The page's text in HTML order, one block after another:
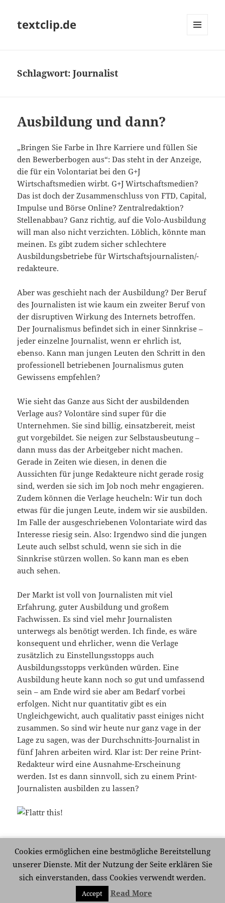
textclip.de
Schlagwort:Journalist
Ausbildung und dann?
„Bringen Sie Farbe in Ihre Karriere und füllen Sie
den Bewerberbogen aus“: Das steht in der Anzeige,
die für ein Volontariat bei den G+J
Wirtschaftsmedien wirbt. G+J Wirtschaftsmedien?
Das ist doch der Zusammenschluss von FTD, Capital,
Impulse und Börse Online? Zentralredaktion?
Stellenabbau? Ganz richtig, auf die Volo-Ausbildung
will man also nicht verzichten. Löblich, könnte man
meinen. Es gibt zudem sicher schlechtere
Ausbildungsbetriebe für Wirtschaftsjournalisten/-
redakteure.
Aber was geschieht nach der Ausbildung? Der Beruf
des Journalisten ist wie kaum ein zweiter Beruf von
der disruptiven Wirkung des Internets betroffen.
Der Journalismus befindet sich in einer Sinnkrise –
jeder einzelne Journalist, wenn er ehrlich ist,
ebenso. Kann man jungen Leuten den Schritt in den
professionell betriebenen Journalismus guten
Gewissens empfehlen?
Wie sieht das Ganze aus Sicht der ausbildenden
Verlage aus? Volontäre sind super für die
Unternehmen. Sie sind billig, einsatzbereit, meist
gut vorgebildet. Sie neigen zur Selbstausbeutung –
dann muss das der Arbeitgeber nicht machen.
Gerade in Zeiten wie diesen, in denen die
Aussichten für junge Redakteure nicht gerade rosig
sind, werden sie sich im Job noch mehr engagieren.
Zudem können die Verlage heucheln: Wir tun doch
etwas für die jungen Leute, indem wir sie ausbilden.
Im Falle der ausgeschriebenen Volontariate wird das
Interesse riesig sein. Also: Irgendwo sind die jungen
Leute auch selbst schuld, wenn sie sich in die
Sinnkrise stürzen wollen. So kann man es eben
auch sehen.
Der Markt ist voll von Journalisten mit viel
Erfahrung, guter Ausbildung und großem
Fachwissen. Es sind viel mehr Journalisten
unterwegs als benötigt werden. Ich finde, es wäre
konsequent und ehrlicher, wenn die Verlage
zusätzlich zu Einstellungsstopps auch
Ausbildungsstopps verkünden würden. Eine
Ausbildung heute kann noch so gut und umfassend
sein – am Ende wird sie aber am Bedarf vorbei
erfolgen. Nicht nur quantitativ gibt es ein
Ungleichgewicht, auch qualitativ passt einiges nicht
zusammen. So sind wir heute nur ganz vage in der
Lage zu sagen, was der Durchschnitts-Journalist in
fünf Jahren arbeiten wird. Klar ist: Der reine Print-
Redakteur wird eine Ausnahme-Erscheinung
werden. Ist es dann sinnvoll, sich zu einem Print-
Journalisten ausbilden zu lassen?
Veröffentlicht
3. Juli 2009 Kategorien
Medien Schlagwörter
Ausbildung,Journalismus,
Redakteur
Volontariat
Schreibe einen Kommentarzu Ausbildung und dann?
Mit Stolz präsentiert von WordPress
Cookies ermöglichen eine bestmögliche Bereitstellung
unserer Dienste. Mit der Nutzung der Seite erklären Sie
sich einverstanden, dass Cookies verwendt werden.
Accept Read More